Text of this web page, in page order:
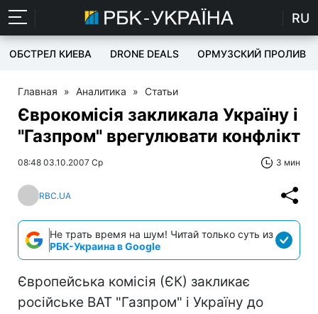
RU
ОБСТРЕЛ КИЕВА DRONE DEALS ОРМУЗСКИЙ ПРОЛИВ
Главная » Аналитика » Статьи
Єврокомісія закликала Україну і
"Газпром" врегулювати конфлікт
08:48 03.10.2007 Ср 3 мин
RBC.UA
Не трать время на шум! Читай только суть из
РБК-Украина в Google
Європейська комісія (ЄК) закликає
російське ВАТ "Газпром" і Україну до